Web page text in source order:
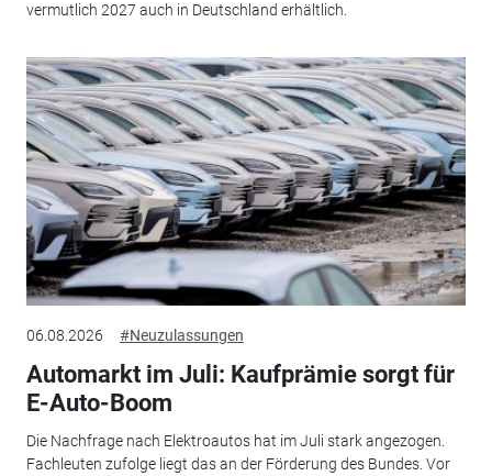
vermutlich 2027 auch in Deutschland erhältlich.
06.08.2026 #Neuzulassungen
Automarkt im Juli: Kaufprämie sorgt für
E-Auto-Boom
Die Nachfrage nach Elektroautos hat im Juli stark angezogen.
Fachleuten zufolge liegt das an der Förderung des Bundes. Vor